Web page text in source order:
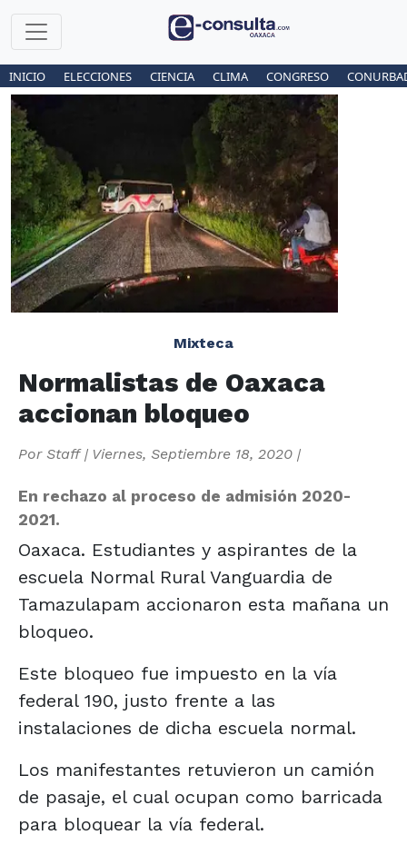
INICIO ELECCIONES CIENCIA CLIMA CONGRESO
Mixteca
Normalistas de Oaxaca
accionan bloqueo
Por Staff| Viernes, Septiembre 18, 2020 |
En rechazo al proceso de admisión 2020-
2021.
Oaxaca. Estudiantes y aspirantes de la
escuela Normal Rural Vanguardia de
Tamazulapam accionaron esta mañana un
bloqueo.
Este bloqueo fue impuesto en la vía
federal 190, justo frente a las
instalaciones de dicha escuela normal.
Los manifestantes retuvieron un camión
de pasaje, el cual ocupan como barricada
para bloquear la vía federal.